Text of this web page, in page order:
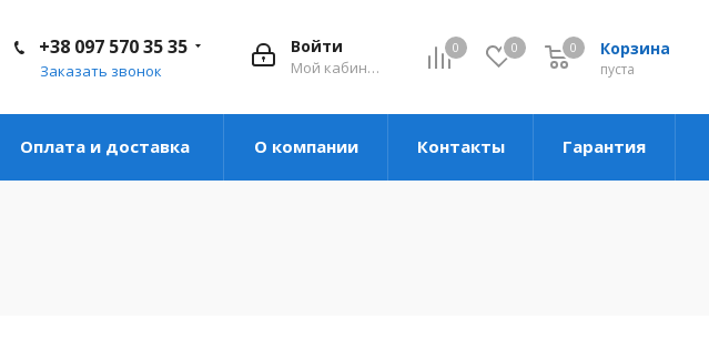
0 0 Корзина
пуста
0
Войти
Мой кабинет
+38 097 570 35 35
Заказать звонок
Оплата и доставка О компании Контакты Гарантия